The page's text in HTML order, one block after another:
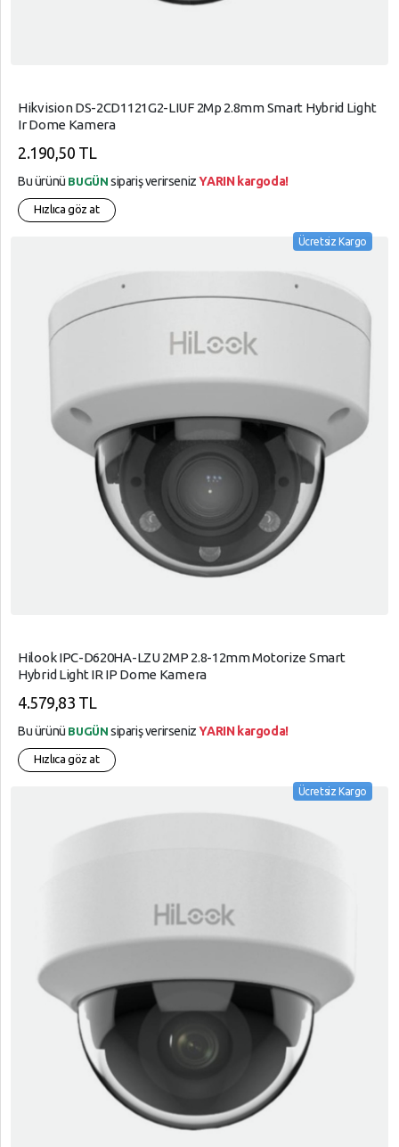
Hikvision DS-2CD1121G2-LIUF 2Mp 2.8mm Smart Hybrid Light
Ir Dome Kamera
2.190,50 TL
Bu ürünü BUGÜN sipariş verirsenizYARIN kargoda!
Hızlıca göz at
Ücretsiz Kargo
Hilook IPC-D620HA-LZU 2MP 2.8-12mm Motorize Smart
Hybrid Light IR IP Dome Kamera
4.579,83 TL
Bu ürünü BUGÜN sipariş verirsenizYARIN kargoda!
Hızlıca göz at
Ücretsiz Kargo